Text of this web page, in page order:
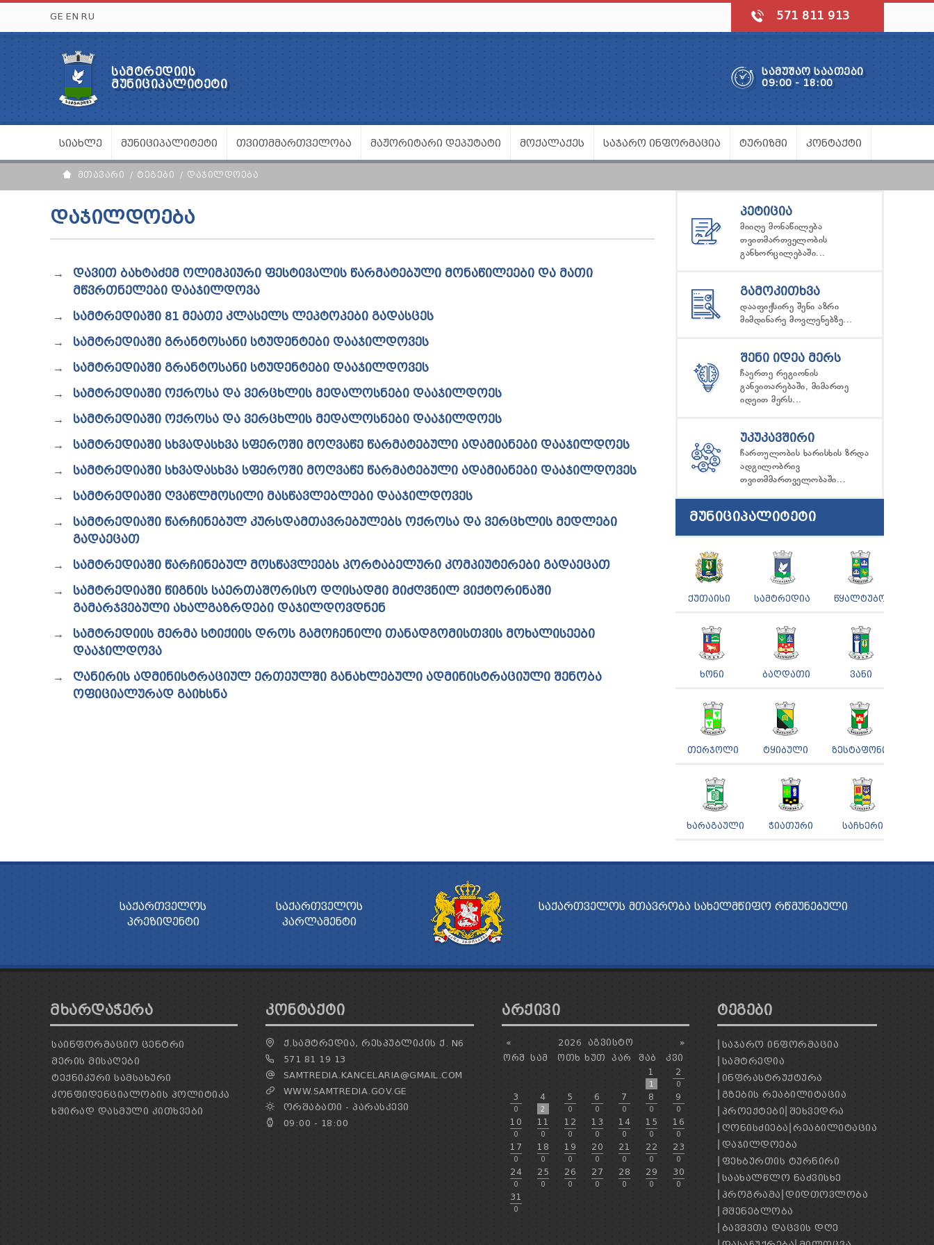
GE EN RU 571 811 913
ᲡᲐᲛᲢᲠᲔᲓᲘᲘᲡ
ᲛᲣᲜᲘᲪᲘᲞᲐᲚᲘᲢᲔᲢᲘ
ᲡᲐᲛᲣᲨᲐᲝ ᲡᲐᲐᲗᲔᲑᲘ
09:00 - 18:00
ᲡᲘᲐᲮᲚᲔ ᲛᲣᲜᲘᲪᲘᲞᲐᲚᲘᲢᲔᲢᲘ ᲗᲕᲘᲗᲛᲛᲐᲠᲗᲕᲔᲚᲝᲑᲐ ᲛᲐᲟᲝᲠᲘᲢᲐᲠᲘ ᲓᲔᲞᲣᲢᲐᲢᲘ ᲛᲝᲥᲐᲚᲐᲥᲔᲡ ᲡᲐᲯᲐᲠᲝ ᲘᲜᲤᲝᲠᲛᲐᲪᲘᲐ ᲢᲣᲠᲘᲖᲛᲘ ᲙᲝᲜᲢᲐᲥᲢᲘ
ᲛᲗᲐᲕᲐᲠᲘ ᲢᲔᲒᲔᲑᲘ ᲓᲐᲯᲘᲚᲓᲝᲔᲑᲐ
ᲓᲐᲯᲘᲚᲓᲝᲔᲑᲐ
ᲓᲐᲕᲘᲗ ᲑᲐᲮᲢᲐᲫᲔᲛ ᲝᲚᲘᲛᲞᲘᲣᲠᲘ ᲤᲔᲡᲢᲘᲕᲐᲚᲘᲡ ᲬᲐᲠᲛᲐᲢᲔᲑᲣᲚᲘ ᲛᲝᲜᲐᲬᲘᲚᲔᲔᲑᲘ ᲓᲐ ᲛᲐᲗᲘ
ᲛᲬᲕᲠᲗᲜᲔᲚᲔᲑᲘ ᲓᲐᲐᲯᲘᲚᲓᲝᲕᲐ
ᲡᲐᲛᲢᲠᲔᲓᲘᲐᲨᲘ 81 ᲛᲔᲐᲗᲔ ᲙᲚᲐᲡᲔᲚᲡ ᲚᲔᲞᲢᲝᲞᲔᲑᲘ ᲒᲐᲓᲐᲡᲪᲔᲡ
ᲡᲐᲛᲢᲠᲔᲓᲘᲐᲨᲘ ᲒᲠᲐᲜᲢᲝᲡᲐᲜᲘ ᲡᲢᲣᲓᲔᲜᲢᲔᲑᲘ ᲓᲐᲐᲯᲘᲚᲓᲝᲕᲔᲡ
ᲡᲐᲛᲢᲠᲔᲓᲘᲐᲨᲘ ᲒᲠᲐᲜᲢᲝᲡᲐᲜᲘ ᲡᲢᲣᲓᲔᲜᲢᲔᲑᲘ ᲓᲐᲐᲯᲘᲚᲓᲝᲕᲔᲡ
ᲡᲐᲛᲢᲠᲔᲓᲘᲐᲨᲘ ᲝᲥᲠᲝᲡᲐ ᲓᲐ ᲕᲔᲠᲪᲮᲚᲘᲡ ᲛᲔᲓᲐᲚᲝᲡᲜᲔᲑᲘ ᲓᲐᲐᲯᲘᲚᲓᲝᲔᲡ
ᲡᲐᲛᲢᲠᲔᲓᲘᲐᲨᲘ ᲝᲥᲠᲝᲡᲐ ᲓᲐ ᲕᲔᲠᲪᲮᲚᲘᲡ ᲛᲔᲓᲐᲚᲝᲡᲜᲔᲑᲘ ᲓᲐᲐᲯᲘᲚᲓᲝᲔᲡ
ᲡᲐᲛᲢᲠᲔᲓᲘᲐᲨᲘ ᲡᲮᲕᲐᲓᲐᲡᲮᲕᲐ ᲡᲤᲔᲠᲝᲨᲘ ᲛᲝᲦᲕᲐᲬᲔ ᲬᲐᲠᲛᲐᲢᲔᲑᲣᲚᲘ ᲐᲓᲐᲛᲘᲐᲜᲔᲑᲘ ᲓᲐᲐᲯᲘᲚᲓᲝᲔᲡ
ᲡᲐᲛᲢᲠᲔᲓᲘᲐᲨᲘ ᲡᲮᲕᲐᲓᲐᲡᲮᲕᲐ ᲡᲤᲔᲠᲝᲨᲘ ᲛᲝᲦᲕᲐᲬᲔ ᲬᲐᲠᲛᲐᲢᲔᲑᲣᲚᲘ ᲐᲓᲐᲛᲘᲐᲜᲔᲑᲘ ᲓᲐᲐᲯᲘᲚᲓᲝᲕᲔᲡ
ᲡᲐᲛᲢᲠᲔᲓᲘᲐᲨᲘ ᲦᲕᲐᲬᲚᲛᲝᲡᲘᲚᲘ ᲛᲐᲡᲬᲐᲕᲚᲔᲑᲚᲔᲑᲘ ᲓᲐᲐᲯᲘᲚᲓᲝᲕᲔᲡ
ᲡᲐᲛᲢᲠᲔᲓᲘᲐᲨᲘ ᲬᲐᲠᲩᲘᲜᲔᲑᲣᲚ ᲙᲣᲠᲡᲓᲐᲛᲗᲐᲕᲠᲔᲑᲣᲚᲔᲑᲡ ᲝᲥᲠᲝᲡᲐ ᲓᲐ ᲕᲔᲠᲪᲮᲚᲘᲡ ᲛᲔᲓᲚᲔᲑᲘ
ᲒᲐᲓᲐᲔᲪᲐᲗ
ᲡᲐᲛᲢᲠᲔᲓᲘᲐᲨᲘ ᲬᲐᲠᲩᲘᲜᲔᲑᲣᲚ ᲛᲝᲡᲬᲐᲕᲚᲔᲔᲑᲡ ᲞᲝᲠᲢᲐᲑᲔᲚᲣᲠᲘ ᲙᲝᲛᲞᲘᲣᲢᲔᲠᲔᲑᲘ ᲒᲐᲓᲐᲔᲪᲐᲗ
ᲡᲐᲛᲢᲠᲔᲓᲘᲐᲨᲘ ᲬᲘᲒᲜᲘᲡ ᲡᲐᲔᲠᲗᲐᲨᲝᲠᲘᲡᲝ ᲓᲦᲘᲡᲐᲓᲛᲘ ᲛᲘᲫᲦᲕᲜᲘᲚ ᲕᲘᲥᲢᲝᲠᲘᲜᲐᲨᲘ
ᲒᲐᲛᲐᲠᲯᲕᲔᲑᲣᲚᲘ ᲐᲮᲐᲚᲒᲐᲖᲠᲓᲔᲑᲘ ᲓᲐᲯᲘᲚᲓᲝᲕᲓᲜᲔᲜ
ᲡᲐᲛᲢᲠᲔᲓᲘᲘᲡ ᲛᲔᲠᲛᲐ ᲡᲢᲘᲥᲘᲘᲡ ᲓᲠᲝᲡ ᲒᲐᲛᲝᲩᲔᲜᲘᲚᲘ ᲗᲐᲜᲐᲓᲒᲝᲛᲘᲡᲗᲕᲘᲡ ᲛᲝᲮᲐᲚᲘᲡᲔᲔᲑᲘ
ᲓᲐᲐᲯᲘᲚᲓᲝᲕᲐ
ᲦᲐᲜᲘᲠᲘᲡ ᲐᲓᲛᲘᲜᲘᲡᲢᲠᲐᲪᲘᲣᲚ ᲔᲠᲗᲔᲣᲚᲨᲘ ᲒᲐᲜᲐᲮᲚᲔᲑᲣᲚᲘ ᲐᲓᲛᲘᲜᲘᲡᲢᲠᲐᲪᲘᲣᲚᲘ ᲨᲔᲜᲝᲑᲐ
ᲝᲤᲘᲪᲘᲐᲚᲣᲠᲐᲓ ᲒᲐᲘᲮᲡᲜᲐ
ᲞᲔᲢᲘᲪᲘᲐ
მიიღე მონაწილება
თვითმართველობის
განხორცილებაში...
ᲒᲐᲛᲝᲙᲘᲗᲮᲕᲐ
დააფიქსირე შენი აზრი
მიმდინარე მოვლენებზე...
ᲨᲔᲜᲘ ᲘᲓᲔᲐ ᲛᲔᲠᲡ
ჩაერთე რეგიონის
განვითარებაში, მიმართე
იდეით მერს...
ᲣᲙᲣᲙᲐᲕᲨᲘᲠᲘ
ჩართულობის ხარისხის ზრდა
ადგილობრივ
თვითმმართველობაში...
ᲛᲣᲜᲘᲪᲘᲞᲐᲚᲘᲢᲔᲢᲘ
ᲥᲣᲗᲐᲘᲡᲘ ᲡᲐᲛᲢᲠᲔᲓᲘᲐ ᲬᲧᲐᲚᲢᲣᲑᲝ
ᲮᲝᲜᲘ ᲑᲐᲦᲓᲐᲗᲘ ᲕᲐᲜᲘ
ᲗᲔᲠᲯᲝᲚᲘ ᲢᲧᲘᲑᲣᲚᲘ ᲖᲔᲡᲢᲐᲤᲝᲜᲘ
ᲮᲐᲠᲐᲒᲐᲣᲚᲘ ᲭᲘᲐᲗᲣᲠᲘ ᲡᲐᲩᲮᲔᲠᲘ
ᲡᲐᲥᲐᲠᲗᲕᲔᲚᲝᲡ
ᲞᲠᲔᲖᲘᲓᲔᲜᲢᲘ
ᲡᲐᲥᲐᲠᲗᲕᲔᲚᲝᲡ
ᲞᲐᲠᲚᲐᲛᲔᲜᲢᲘ
ᲡᲐᲥᲐᲠᲗᲕᲔᲚᲝᲡ ᲛᲗᲐᲕᲠᲝᲑᲐ ᲡᲐᲮᲔᲚᲛᲬᲘᲤᲝ ᲠᲬᲛᲣᲜᲔᲑᲣᲚᲘ
ᲛᲮᲐᲠᲓᲐᲭᲔᲠᲐ
ᲡᲐᲘᲜᲤᲝᲠᲛᲐᲪᲘᲝ ᲪᲔᲜᲢᲠᲘ
ᲛᲔᲠᲘᲡ ᲛᲘᲡᲐᲦᲔᲑᲘ
ᲢᲔᲥᲜᲘᲙᲣᲠᲘ ᲡᲐᲛᲡᲐᲮᲣᲠᲘ
ᲙᲝᲜᲤᲘᲓᲔᲜᲪᲘᲐᲚᲝᲑᲘᲡ ᲞᲝᲚᲘᲢᲘᲙᲐ
ᲮᲨᲘᲠᲐᲓ ᲓᲐᲡᲛᲣᲚᲘ ᲙᲘᲗᲮᲕᲔᲑᲘ
ᲙᲝᲜᲢᲐᲥᲢᲘ
Ქ.ᲡᲐᲛᲢᲠᲔᲓᲘᲐ, ᲠᲔᲡᲞᲣᲑᲚᲘᲙᲘᲡ Ქ. N6
571 81 19 13
SAMTREDIA.KANCELARIA@GMAIL.COM
WWW.SAMTREDIA.GOV.GE
ᲝᲠᲨᲐᲑᲐᲗᲘ - ᲞᲐᲠᲐᲡᲙᲔᲕᲘ
09:00 - 18:00
ᲐᲠᲥᲘᲕᲘ
« »
2026
ᲐᲒᲕᲘᲡᲢᲝ
ᲝᲠᲨ
ᲡᲐᲛ ᲝᲗᲮ ᲮᲣᲗ ᲞᲐᲠ ᲨᲐᲑ
ᲙᲕᲘ
1
1
2
0
3
0
4
2
5
0
6
0
7
0
8
0
9
0
10
0
11
0
12
0
13
0
14
0
15
0
16
0
17
0
18
0
19
0
20
0
21
0
22
0
23
0
24
0
25
0
26
0
27
0
28
0
29
0
30
0
31
0
ᲢᲔᲒᲔᲑᲘ
ᲡᲐᲯᲐᲠᲝ ᲘᲜᲤᲝᲠᲛᲐᲪᲘᲐ
ᲡᲐᲛᲢᲠᲔᲓᲘᲐ
ᲘᲜᲤᲠᲐᲡᲢᲠᲣᲥᲢᲣᲠᲐ
ᲒᲖᲔᲑᲘᲡ ᲠᲔᲐᲑᲘᲚᲘᲢᲐᲪᲘᲐ
ᲞᲠᲝᲔᲥᲢᲔᲑᲘ ᲨᲔᲮᲕᲔᲓᲠᲐ
ᲦᲝᲜᲘᲡᲫᲘᲔᲑᲐ ᲠᲔᲐᲑᲘᲚᲘᲢᲐᲪᲘᲐ
ᲓᲐᲯᲘᲚᲓᲝᲔᲑᲐ
ᲤᲔᲮᲑᲣᲠᲗᲘᲡ ᲢᲣᲠᲜᲘᲠᲘ
ᲡᲐᲐᲮᲐᲚᲬᲚᲝ ᲜᲐᲫᲕᲘᲡᲮᲔ
ᲞᲠᲝᲒᲠᲐᲛᲐ ᲓᲘᲓᲗᲝᲕᲚᲝᲑᲐ
ᲛᲨᲔᲜᲔᲑᲚᲝᲑᲐ
ᲑᲐᲕᲨᲕᲗᲐ ᲓᲐᲪᲕᲘᲡ ᲓᲦᲔ